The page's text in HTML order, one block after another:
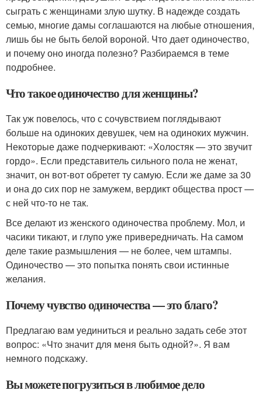
сыграть с женщинами злую шутку. В надежде создать
семью, многие дамы соглашаются на любые отношения,
лишь бы не быть белой вороной. Что дает одиночество,
и почему оно иногда полезно? Разбираемся в теме
подробнее.
Что такое одиночество для женщины?
Так уж повелось, что с сочувствием поглядывают
больше на одиноких девушек, чем на одиноких мужчин.
Некоторые даже подчеркивают: «Холостяк — это звучит
гордо». Если представитель сильного пола не женат,
значит, он вот-вот обретет ту самую. Если же даме за 30
и она до сих пор не замужем, вердикт общества прост —
с ней что-то не так.
Все делают из женского одиночества проблему. Мол, и
часики тикают, и глупо уже привередничать. На самом
деле такие размышления — не более, чем штампы.
Одиночество — это попытка понять свои истинные
желания.
Почему чувство одиночества — это благо?
Предлагаю вам уединиться и реально задать себе этот
вопрос: «Что значит для меня быть одной?». Я вам
немного подскажу.
Вы можете погрузиться в любимое дело